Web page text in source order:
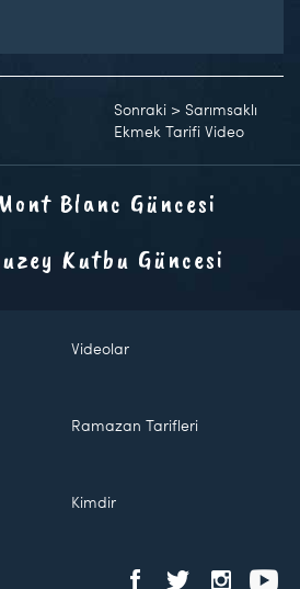
Sonraki >Sarımsaklı
Ekmek Tarifi Video
Blanc Güncesi
Kutbu Güncesi
Videolar
Ramazan Tarifleri
Kimdir